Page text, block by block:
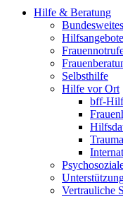
Hilfe & Beratung
Hilfsangebote
Selbsthilfe
Hilfe vor Ort
bff-
Vertrauliche